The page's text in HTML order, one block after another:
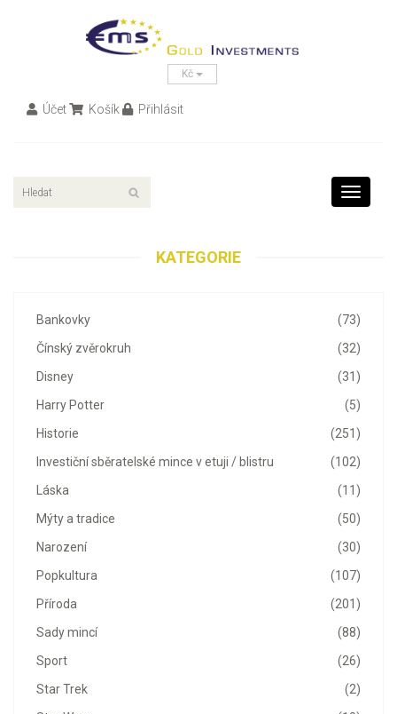
Kč
Účet Košík Přihlásit
Toggle
KATEGORIE
(73)
Bankovky
(32)
Čínský zvěrokruh
(31)
Disney
(5)
Harry Potter
(251)
Historie
(102)
Investiční sběratelské mince v etuji / blistru
(11)
Láska
(50)
Mýty a tradice
(30)
Narození
(107)
Popkultura
(201)
Příroda
(88)
Sady mincí
(26)
Sport
(2)
Star Trek